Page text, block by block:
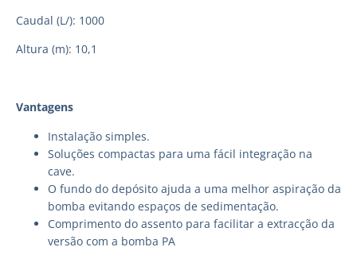
Caudal (L/): 1000
Altura (m): 10,1
Vantagens
Instalação simples.
Soluções compactas para uma fácil integração na
cave.
O fundo do depósito ajuda a uma melhor aspiração da
bomba evitando espaços de sedimentação.
Comprimento do assento para facilitar a extracção da
versão com a bomba PA